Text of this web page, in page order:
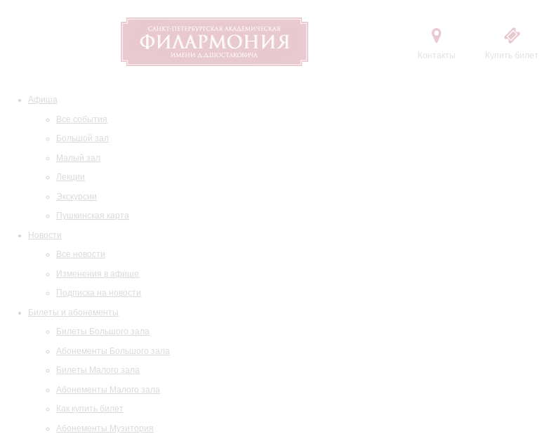
Контакты Купить билет
Афиша
Все события
Большой зал
Малый зал
Лекции
Экскурсии
Пушкинская карта
Новости
Все новости
Изменения в афише
Подписка на новости
Билеты и абонементы
Билеты Большого зала
Абонементы Большого зала
Билеты Малого зала
Абонементы Малого зала
Как купить билет
Абонементы Музитория